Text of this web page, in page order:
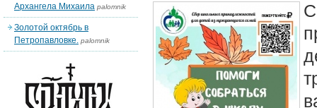
Архангела Михаила palomnik
Золотой октябрь в
Петропавловке. palomnik